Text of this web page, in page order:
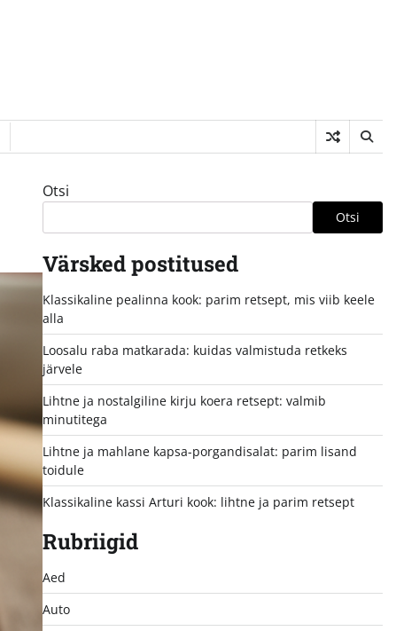
Otsi
Otsi
Värsked postitused
Klassikaline pealinna kook: parim retsept, mis viib keele
alla
Loosalu raba matkarada: kuidas valmistuda retkeks
järvele
Lihtne ja nostalgiline kirju koera retsept: valmib
minutitega
Lihtne ja mahlane kapsa-porgandisalat: parim lisand
toidule
Klassikaline kassi Arturi kook: lihtne ja parim retsept
Rubriigid
Aed
Auto